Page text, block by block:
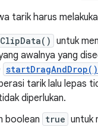
tarik harus
untuk
awalnya yang
startDragAndDrop()
tarik lalu lepas
diperlukan.
boolean true untuk